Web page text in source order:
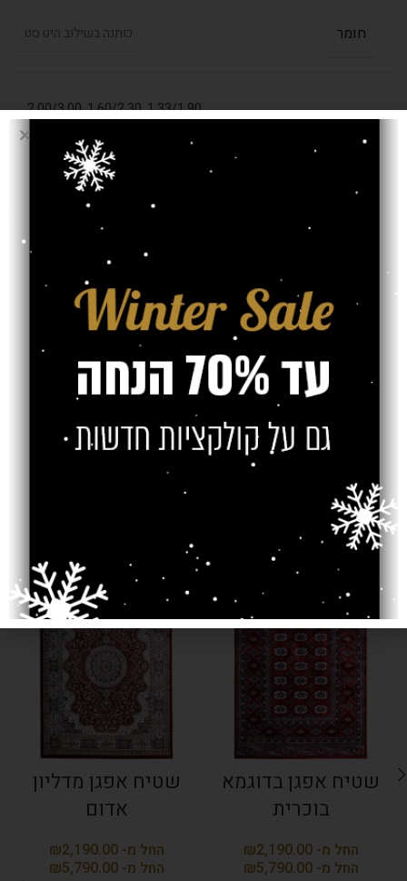
חומר כותנה בשילוב היט סט
בחרו מידה (מטר) 1.33/1.90
,
1.60/2.30
,
2.00/3.00
,
2.40/3.30
עובי שטיח
משלוח
צרו קשר
מוצרים קשורים
SOLD OUT
שטיח אפגן בדוגמא
בוכרית
₪
₪
SOLD OUT
שטיח אפגן מדליון
אדום
₪
₪